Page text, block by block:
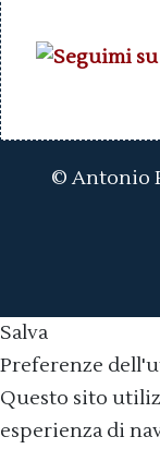
© Antonio
Salva
Preferenze
Questo sito
esperienza di